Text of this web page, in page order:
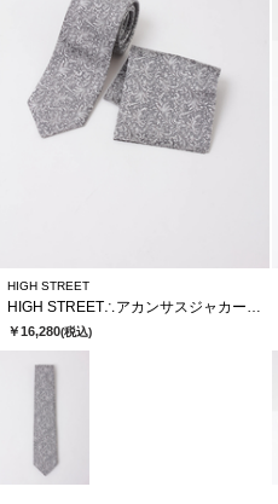
HIGH STREET
HIGH STREET∴アカンサスジャカードタイ
￥16,280(税込)